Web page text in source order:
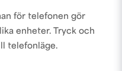
för telefonen gör
enheter. Tryck och
telefonläge.